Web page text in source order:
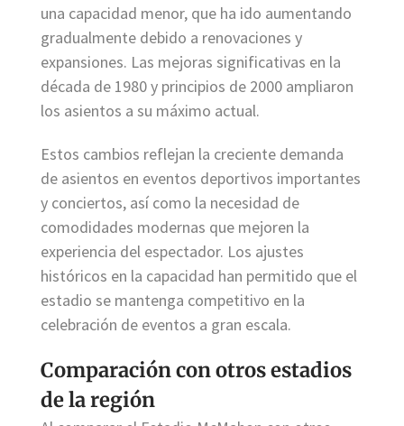
una capacidad menor, que ha ido aumentando
gradualmente debido a renovaciones y
expansiones. Las mejoras significativas en la
década de 1980 y principios de 2000 ampliaron
los asientos a su máximo actual.
Estos cambios reflejan la creciente demanda
de asientos en eventos deportivos importantes
y conciertos, así como la necesidad de
comodidades modernas que mejoren la
experiencia del espectador. Los ajustes
históricos en la capacidad han permitido que el
estadio se mantenga competitivo en la
celebración de eventos a gran escala.
Comparación con otros estadios
de la región